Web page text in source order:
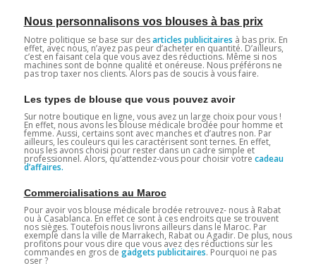
Nous personnalisons vos blouses à bas prix
Notre politique se base sur desarticles publicitaires à bas prix. En
effet, avec nous, n’ayez pas peur d’acheter en quantité. D’ailleurs,
c’est en faisant cela que vous avez des réductions. Même si nos
machines sont de bonne qualité et onéreuse. Nous préférons ne
pas trop taxer nos clients. Alors pas de soucis à vous faire.
Les types de blouse que vous pouvez avoir
Sur notre boutique en ligne, vous avez un large choix pour vous !
En effet, nous avons les blouse médicale brodée pour homme et
femme. Aussi, certains sont avec manches et d’autres non. Par
ailleurs, les couleurs qui les caractérisent sont ternes. En effet,
nous les avons choisi pour rester dans un cadre simple et
professionnel. Alors, qu’attendez-vous pour choisir votre cadeau
d’affaires.
Commercialisations au Maroc
Pour avoir vos blouse médicale brodée retrouvez- nous à Rabat
ou à Casablanca. En effet ce sont à ces endroits que se trouvent
nos sièges. Toutefois nous livrons ailleurs dans le Maroc. Par
exemple dans la ville de Marrakech, Rabat ou Agadir. De plus, nous
profitons pour vous dire que vous avez des réductions sur les
commandes en gros de gadgets publicitaires. Pourquoi ne pas
oser ?